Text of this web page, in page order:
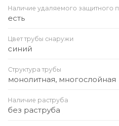
Наличие удаляемого защитного
есть
Цвет трубы снаружи
синий
Структура трубы
монолитная, многослойная
Наличие раструба
без раструба